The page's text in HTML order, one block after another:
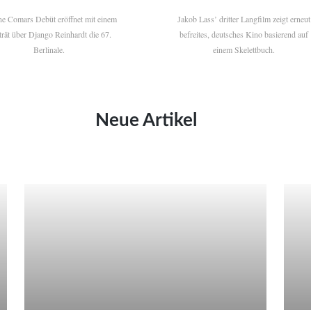
Comars Debüt eröffnet mit einem
über Django Reinhardt die 67.
Berlinale.
Jakob Lass’ dritter Langfilm zeigt erneut
befreites, deutsches Kino basierend auf
einem Skelettbuch.
Neue Artikel